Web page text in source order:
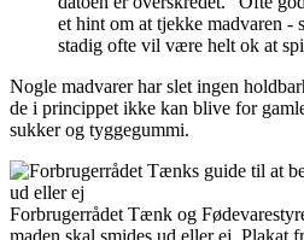
et hint om at tjekke madvaren -
stadig ofte vil være helt ok at
Nogle madvarer har slet ingen
de i princippet ikke kan blive for
sukker og tyggegummi.
Forbrugerrådet Tænk og
maden skal smides ud eller ej. Plakat